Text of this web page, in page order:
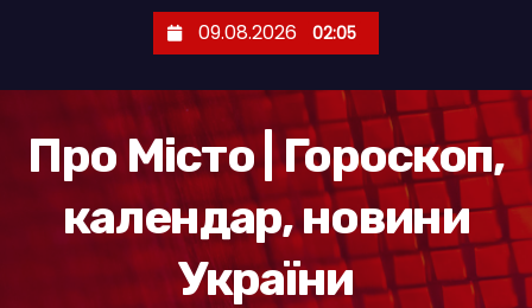
09.08.2026 02:05
Про Місто | Гороскоп,
календар, новини
України